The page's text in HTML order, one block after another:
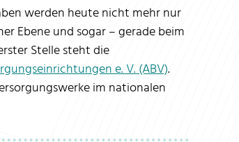
werden heute nicht mehr nur
Ebene und sogar – gerade beim
Stelle steht die
e. V. (ABV).
im nationalen